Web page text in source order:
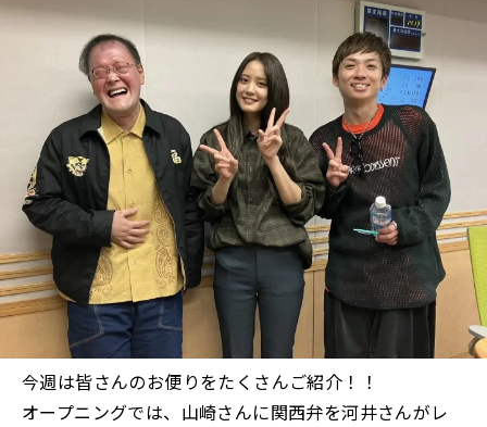
今週は皆さんのお便りをたくさんご紹介！！
オープニングでは、山崎さんに関西弁を河井さんがレ